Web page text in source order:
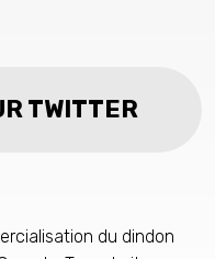
TWITTER
du dindon